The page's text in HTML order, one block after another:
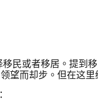
民或者移居。提到
望而却步。但在这